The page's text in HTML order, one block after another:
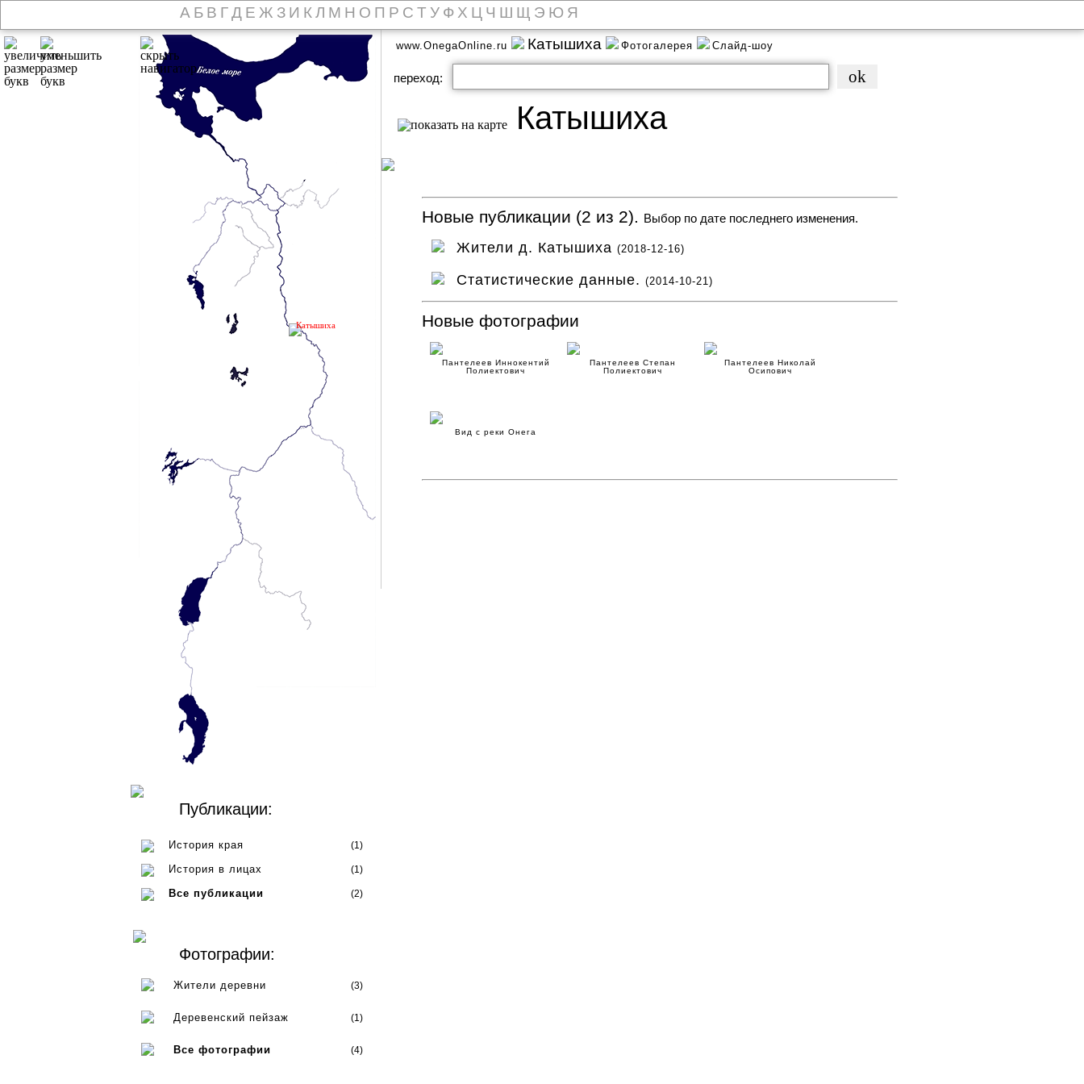
А Б В ГД Е Ж З И К Л М Н О П Р С Т У Ф Х Ц Ч Ш Щ Э Ю Я
Катышиха
Публикации:
История края (1)
История в лицах (1)
Все публикации (2)
Фотографии:
Жители деревни (3)
Деревенский пейзаж (1)
Все фотографии (4)
www.OnegaOnline.ru Катышиха Фотогалерея Слайд-шоу
переход:
Катышиха
Новые публикации (2 из 2). Выбор по дате последнего изменения.
Жители д. Катышиха (2018-12-16)
Статистические данные. (2014-10-21)
Новые фотографии
Пантелеев Иннокентий
Полиектович
Пантелеев Степан
Полиектович
Пантелеев Николай
Осипович
Вид с реки Онега